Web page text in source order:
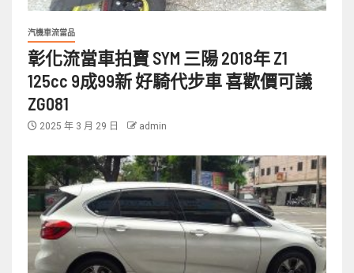
汽機車流當品
彰化流當車拍賣 SYM 三陽 2018年 Z1
125cc 9成99新 好騎代步車 喜歡價可議
ZG081
2025 年 3 月 29 日 admin